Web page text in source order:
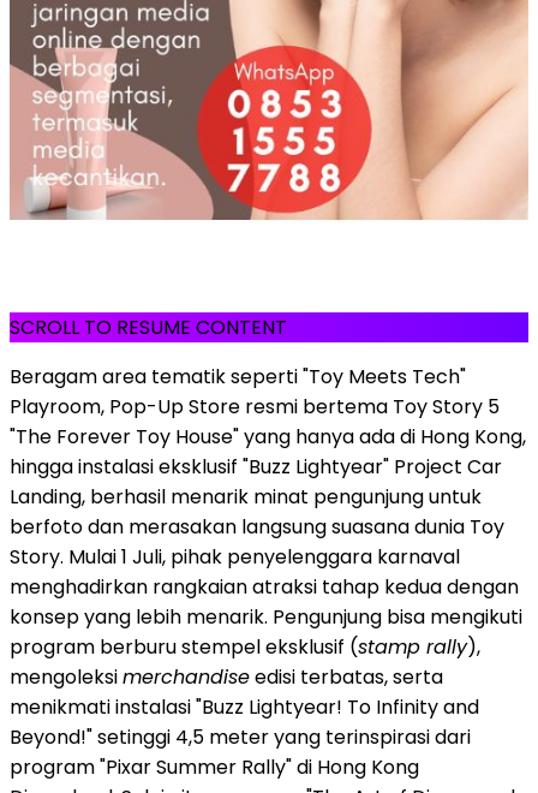
SCROLL TO RESUME CONTENT
Beragam area tematik seperti "Toy Meets Tech"
Playroom, Pop-Up Store resmi bertema Toy Story 5
"The Forever Toy House" yang hanya ada di Hong Kong,
hingga instalasi eksklusif "Buzz Lightyear" Project Car
Landing, berhasil menarik minat pengunjung untuk
berfoto dan merasakan langsung suasana dunia Toy
Story. Mulai 1 Juli, pihak penyelenggara karnaval
menghadirkan rangkaian atraksi tahap kedua dengan
konsep yang lebih menarik. Pengunjung bisa mengikuti
program berburu stempel eksklusif (stamp rally),
mengoleksimerchandiseedisi terbatas, serta
menikmati instalasi "Buzz Lightyear! To Infinity and
Beyond!" setinggi 4,5 meter yang terinspirasi dari
program "Pixar Summer Rally" di Hong Kong